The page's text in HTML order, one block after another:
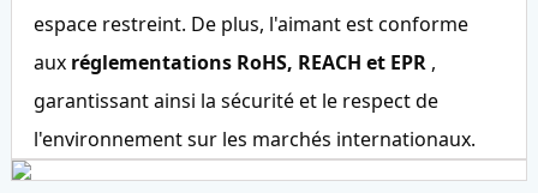
espace restreint. De plus, l'aimant est conforme
aux réglementations RoHS, REACH et EPR ,
garantissant ainsi la sécurité et le respect de
l'environnement sur les marchés internationaux.